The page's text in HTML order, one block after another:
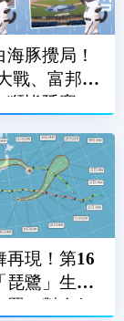
海豚攪局！
戰、富邦悍
獅皆延賽
再現！第16
琵鷺」生
：對台無